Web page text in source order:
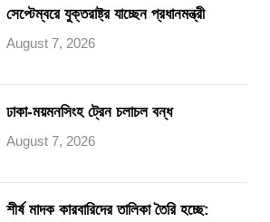
সেপ্টেম্বরে যুক্তরাষ্ট্র যাচ্ছেন প্রধানমন্ত্রী
August 7, 2026
ঢাকা-ময়মনসিংহ ট্রেন চলাচল বন্ধ
August 7, 2026
শীর্ষ মাদক কারবারিদের তালিকা তৈরি হচ্ছে: